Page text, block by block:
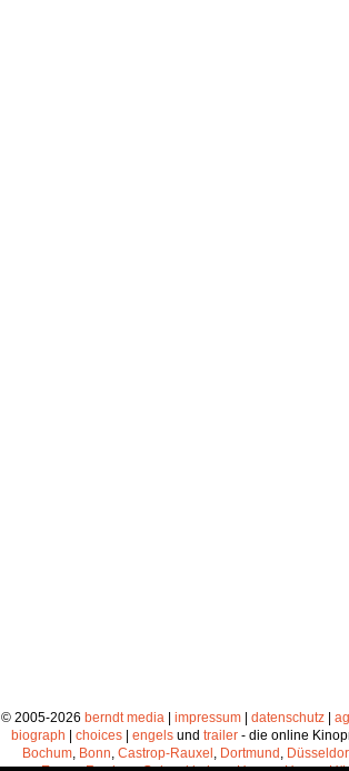
© 2005-2026 berndt media| impressum| datenschutz|
biograph
choices engels und trailer - die online
Bochum, Bonn, Castrop-Rauxel , Dortmund ,